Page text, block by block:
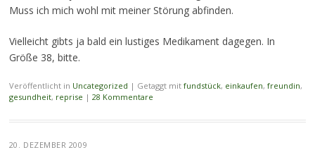
Muss ich mich wohl mit meiner Störung abfinden.
Vielleicht gibts ja bald ein lustiges Medikament dagegen. In
Größe 38, bitte.
Veröffentlicht in Uncategorized | Getaggt mit fundstück, einkaufen, freundin,
gesundheit, reprise | 28 Kommentare
20. DEZEMBER 2009